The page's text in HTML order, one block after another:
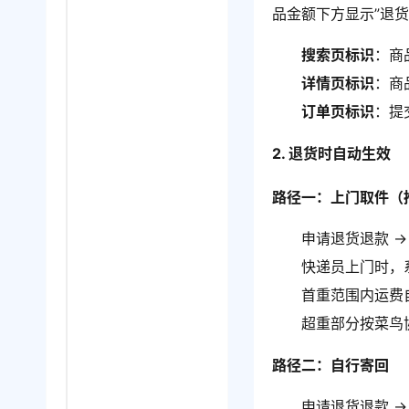
品金额下方显示”退
搜索页标识 ：
详情页标识 ：
订单页标识 ：
2. 退货时自动生效
路径一：上门取件（
申请退货退款
快递员上门时
首重范围内运
超重部分按菜
路径二：自行寄回